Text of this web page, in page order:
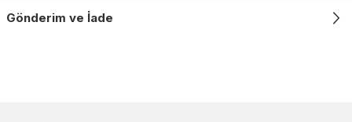
Gönderim ve İade